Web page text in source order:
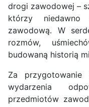
drogi zawodowej –
którzy niedawno
zawodową. W
rozmów,
budowaną historią
Za
wydarzenia
przedmiotów